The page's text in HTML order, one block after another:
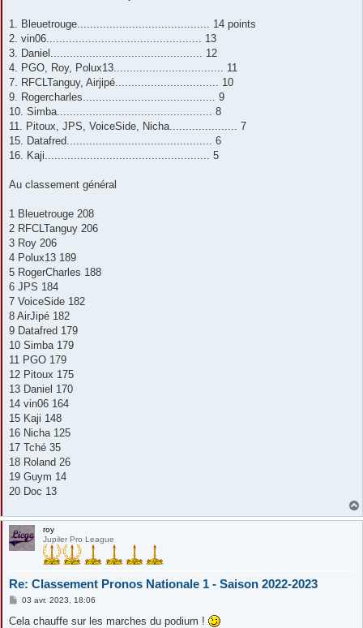
g
1. Bleuetrouge......................................... 14 points
2. vin06................................................ 13
3. Daniel............................................... 12
4. PGO, Roy, Polux13.................................. 11
7. RFCLTanguy, Airjipé................................ 10
9. Rogercharles......................................... 9
10. Simba................................................ 8
11. Pitoux, JPS, VoiceSide, Nicha..................... 7
15. Datafred............................................. 6
16. Kaji................................................... 5
Au classement général
1 Bleuetrouge 208
2 RFCLTanguy 206
3 Roy 206
4 Polux13 189
5 RogerCharles 188
6 JPS 184
7 VoiceSide 182
8 AirJipé 182
9 Datafred 179
10 Simba 179
11 PGO 179
12 Pitoux 175
13 Daniel 170
14 vin06 164
15 Kaji 148
16 Nicha 125
17 Tché 35
18 Roland 26
19 Guym 14
20 Doc 13
roy
Jupiler Pro League
Re: Classement Pronos Nationale 1 - Saison 2022-2023
M
s
03 avr. 2023, 18:06
Cela chauffe sur les marches du podium !